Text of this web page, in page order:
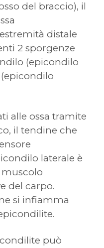
del braccio), il
distale
2 sporgenze
(epicondilo
alle ossa tramite
il tendine che
laterale è
del carpo.
si infiamma
può